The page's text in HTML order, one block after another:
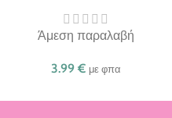
Άμεση παραλαβή
3.99 € με φπα